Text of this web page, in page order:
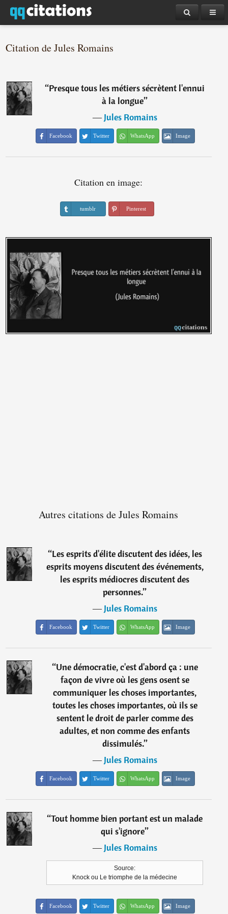
Citation de Jules Romains
“Presque tous les métiers sécrètent l'ennui
à la longue”
―Jules Romains
Facebook Twitter WhatsApp Image
Citation en image:
tumblr Pinterest
Autres citations de Jules Romains
“Les esprits d'élite discutent des idées, les
esprits moyens discutent des événements,
les esprits médiocres discutent des
personnes.”
―Jules Romains
Facebook Twitter WhatsApp Image
“Une démocratie, c'est d'abord ça : une
façon de vivre où les gens osent se
communiquer les choses importantes,
toutes les choses importantes, où ils se
sentent le droit de parler comme des
adultes, et non comme des enfants
dissimulés.”
―Jules Romains
Facebook Twitter WhatsApp Image
“Tout homme bien portant est un malade
qui s'ignore”
―Jules Romains
Source:
Knock ou Le triomphe de la médecine
Facebook Twitter WhatsApp Image